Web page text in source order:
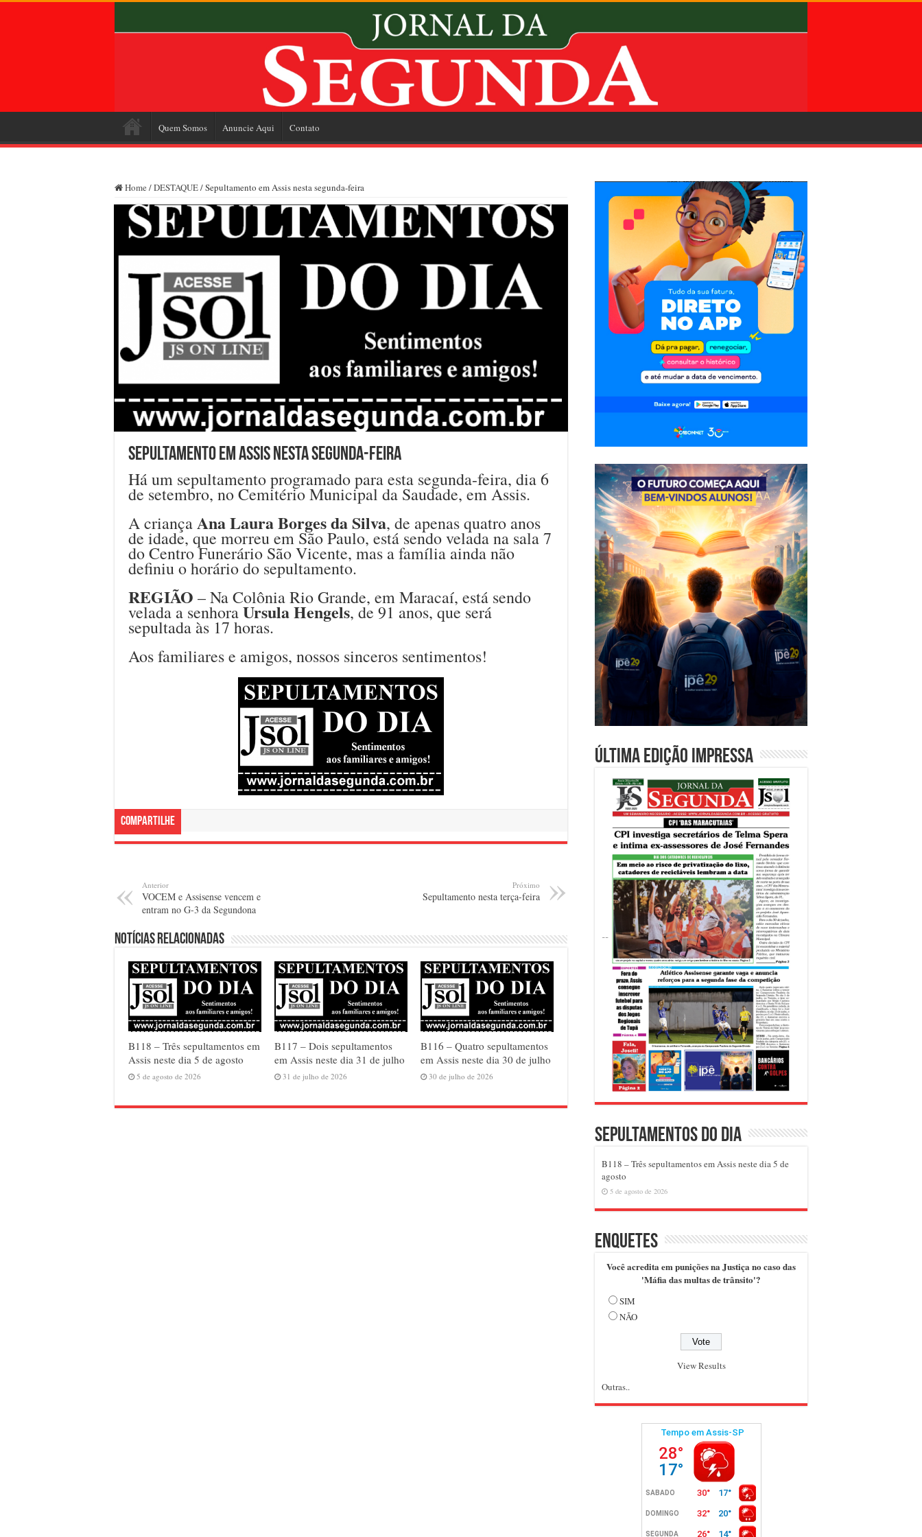
Quem Somos Anuncie Aqui Contato
Home /DESTAQUE/Sepultamento em Assis nesta segunda-feira
Sepultamento em Assis nesta segunda-feira
Há um sepultamento programado para esta segunda-feira, dia 6
de setembro, no Cemitério Municipal da Saudade, em Assis.
A criançaAna Laura Borges da Silva, de apenas quatro anos
de idade, que morreu em São Paulo, está sendo velada na sala 7
do Centro Funerário São Vicente, mas a família ainda não
definiu o horário do sepultamento.
REGIÃO – Na Colônia Rio Grande, em Maracaí, está sendo
velada a senhoraUrsula Hengels, de 91 anos, que será
sepultada às 17 horas.
Aos familiares e amigos, nossos sinceros sentimentos!
Compartilhe
Anterior
VOCEM e Assisense vencem e
entram no G-3 da Segundona
Próximo
Sepultamento nesta terça-feira
Notícias relacionadas
B118 – Três sepultamentos em
Assis neste dia 5 de agosto
5 de agosto de 2026
B117 – Dois sepultamentos
em Assis neste dia 31 de julho
31 de julho de 2026
B116 – Quatro sepultamentos
em Assis neste dia 30 de julho
30 de julho de 2026
Última edição impressa
Sepultamentos do dia
B118 – Três sepultamentos em Assis neste dia 5 de
agosto
5 de agosto de 2026
Enquetes
Você acredita em punições na Justiça no caso das
'Máfia das multas de trânsito'?
SIM
NÃO
View Results
Outras..